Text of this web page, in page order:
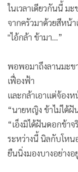
ในเวลาเดียวกันนี้ ม
จากครัวมาด้วยสีหน้า
"ไอ้กล้า ข้ามา...”
พอพอมาถึงลานมะข
เฟื่องฟ้า
และกล้าเอาแต่จ้อง
“นายหญิง ข้าไม่ได้ฝั
“เอ็งมิได้ฝันดอกข้าจ
ระหว่างนี้ นิลกับโหน
ยืนนิ่งมองบางอย่าง